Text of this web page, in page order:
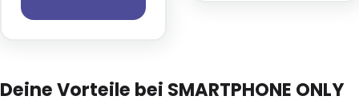
Deine Vorteile bei SMARTPHONE ONLY